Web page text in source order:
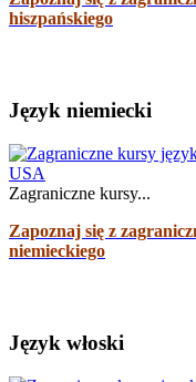
hiszpańskiego
Język niemiecki
Zagraniczne kursy...
Zapoznaj się z
niemieckiego
Język włoski